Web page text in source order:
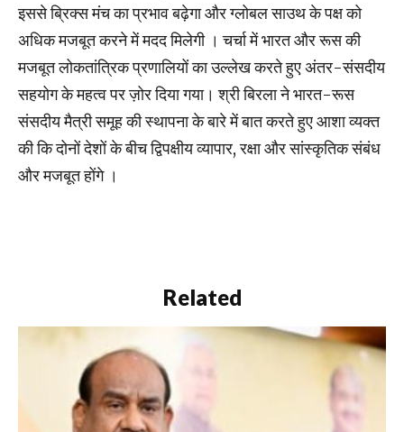
इससे ब्रिक्स मंच का प्रभाव बढ़ेगा और ग्लोबल साउथ के पक्ष को
अधिक मजबूत करने में मदद मिलेगी । चर्चा में भारत और रूस की
मजबूत लोकतांत्रिक प्रणालियों का उल्लेख करते हुए अंतर-संसदीय
सहयोग के महत्व पर ज़ोर दिया गया। श्री बिरला ने भारत-रूस
संसदीय मैत्री समूह की स्थापना के बारे में बात करते हुए आशा व्यक्त
की कि दोनों देशों के बीच द्विपक्षीय व्यापार, रक्षा और सांस्कृतिक संबंध
और मजबूत होंगे ।
Related